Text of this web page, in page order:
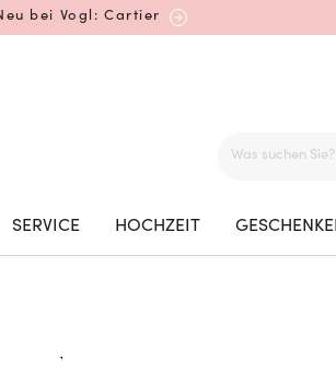
bei Vogl: Cartier
Ikonische Uhren von Cartier
SERVICE HOCHZEIT